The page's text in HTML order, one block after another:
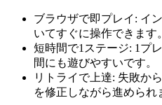
ブラウザで即プレイ : イ
いてすぐに操作できます。
短時間で1ステージ: 1プ
間にも遊びやすいです。
リトライで上達: 失敗か
を修正しながら進められ